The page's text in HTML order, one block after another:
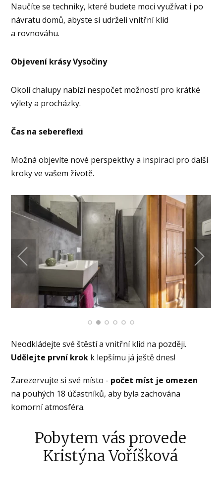
Naučíte se techniky, které budete moci využívat i po
návratu domů, abyste si udrželi vnitřní klid
a rovnováhu.
Objevení krásy Vysočiny
Okolí chalupy nabízí nespočet možností pro krátké
výlety a procházky.
Čas na sebereflexi
Možná objevíte nové perspektivy a inspiraci pro další
kroky ve vašem životě.
Neodkládejte své štěstí a vnitřní klid na později.
Udělejte první krok k lepšímu já ještě dnes!
Zarezervujte si své místo - počet míst je omezen
na pouhých 18 účastníků, aby byla zachována
komorní atmosféra.
Pobytem vás provede
Kristýna Voříšková